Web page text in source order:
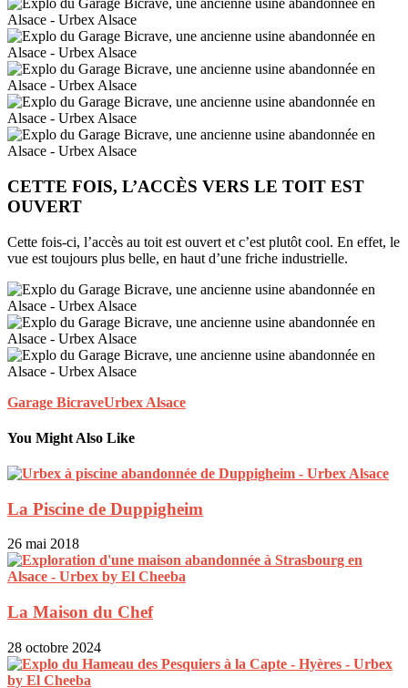
CETTE FOIS, L’ACCÈS VERS LE TOIT EST
OUVERT
Cette fois-ci, l’accès au toit est ouvert et c’est plutôt cool. En effet, le
vue est toujours plus belle, en haut d’une friche industrielle.
Garage BicraveUrbex Alsace
You Might Also Like
La Piscine de Duppigheim
26 mai 2018
La Maison du Chef
28 octobre 2024